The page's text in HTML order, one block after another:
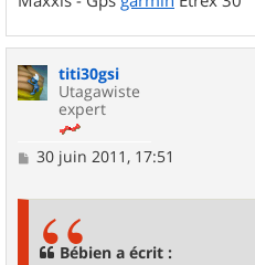
titi30gsi
Utagawiste
expert
M
30 juin 2011, 17:51
Bébien a écrit :